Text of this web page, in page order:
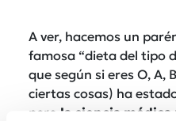
A ver, hacemos un
famosa “dieta del tipo
que según si eres O, A,
ciertas cosas) ha
pero la ciencia médica